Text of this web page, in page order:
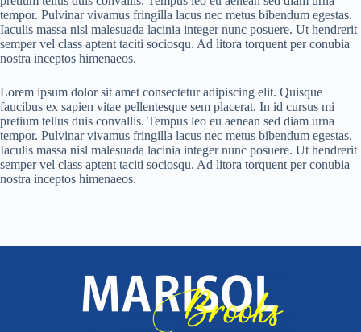
tempor. Pulvinar vivamus fringilla lacus nec metus bibendum egestas.
Iaculis massa nisl malesuada lacinia integer nunc posuere. Ut hendrerit
semper vel class aptent taciti sociosqu. Ad litora torquent per conubia
nostra inceptos himenaeos.
Lorem ipsum dolor sit amet consectetur adipiscing elit. Quisque
faucibus ex sapien vitae pellentesque sem placerat. In id cursus mi
pretium tellus duis convallis. Tempus leo eu aenean sed diam urna
tempor. Pulvinar vivamus fringilla lacus nec metus bibendum egestas.
Iaculis massa nisl malesuada lacinia integer nunc posuere. Ut hendrerit
semper vel class aptent taciti sociosqu. Ad litora torquent per conubia
nostra inceptos himenaeos.